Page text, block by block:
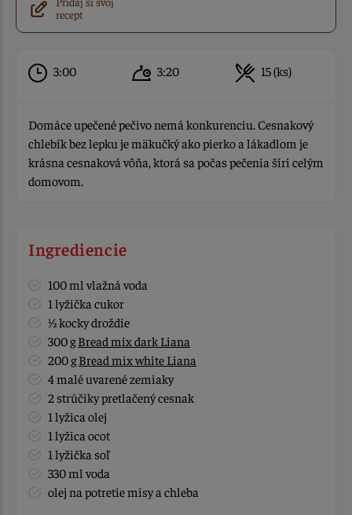
recept
3:00 3:20 15 (ks)
Domáce upečené pečivo nemá konkurenciu. Cesnakový
chlebík bez lepku je mäkučký ako pierko a lákadlom je
krásna cesnaková vôňa, ktorá sa počas pečenia šíri celým
domovom.
Ingrediencie
100 ml vlažná voda
1 lyžička cukor
½ kocky droždie
300 gBread mix dark Liana
200 gBread mix white Liana
4 malé uvarené zemiaky
2 strúčiky pretlačený cesnak
1 lyžica olej
1 lyžica ocot
1 lyžička soľ
330 ml voda
olej na potretie misy a chleba